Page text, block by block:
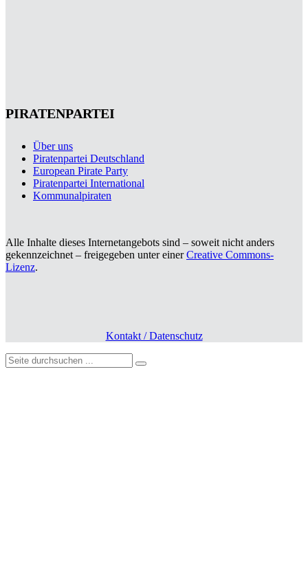
PIRATENPARTEI
Über uns
Piratenpartei Deutschland
European Pirate Party
Piratenpartei International
Kommunalpiraten
Alle Inhalte dieses Internetangebots sind – soweit nicht anders
gekennzeichnet – freigegeben unter einerCreative Commons-
Lizenz.
Kontakt / Datenschutz